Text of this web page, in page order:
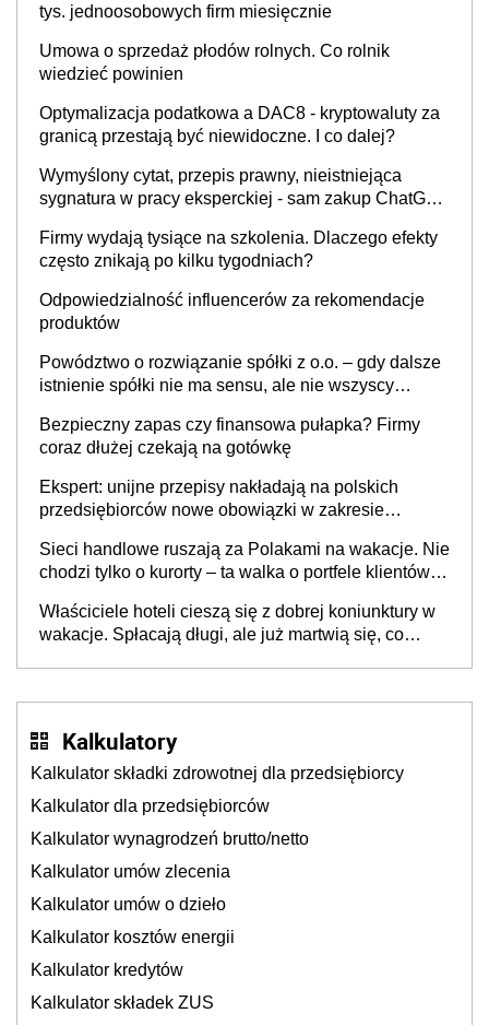
tys. jednoosobowych firm miesięcznie
Umowa o sprzedaż płodów rolnych. Co rolnik
wiedzieć powinien
Optymalizacja podatkowa a DAC8 - kryptowaluty za
granicą przestają być niewidoczne. I co dalej?
Wymyślony cytat, przepis prawny, nieistniejąca
sygnatura w pracy eksperckiej - sam zakup ChatGPT
Firmy wydają tysiące na szkolenia. Dlaczego efekty
często znikają po kilku tygodniach?
Odpowiedzialność influencerów za rekomendacje
produktów
Powództwo o rozwiązanie spółki z o.o. – gdy dalsze
istnienie spółki nie ma sensu, ale nie wszyscy
Bezpieczny zapas czy finansowa pułapka? Firmy
coraz dłużej czekają na gotówkę
Ekspert: unijne przepisy nakładają na polskich
przedsiębiorców nowe obowiązki w zakresie
Sieci handlowe ruszają za Polakami na wakacje. Nie
chodzi tylko o kurorty – ta walka o portfele klientów
cichu
Właściciele hoteli cieszą się z dobrej koniunktury w
wakacje. Spłacają długi, ale już martwią się, co
Kalkulatory
Kalkulator składki zdrowotnej dla przedsiębiorcy
Kalkulator dla przedsiębiorców
Kalkulator wynagrodzeń brutto/netto
Kalkulator umów zlecenia
Kalkulator umów o dzieło
Kalkulator kosztów energii
Kalkulator kredytów
Kalkulator składek ZUS